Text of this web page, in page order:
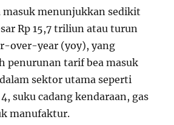
masuk menunjukkan sedikit
Rp 15,7 triliun atau turun
over-year (yoy), yang
penurunan tarif bea masuk
sektor utama seperti
suku cadang kendaraan, gas
manufaktur.